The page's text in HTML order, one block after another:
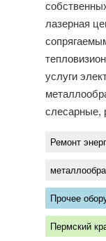
лазерная
услуги
слесарные,
Ремонт
Прочее
Пермский